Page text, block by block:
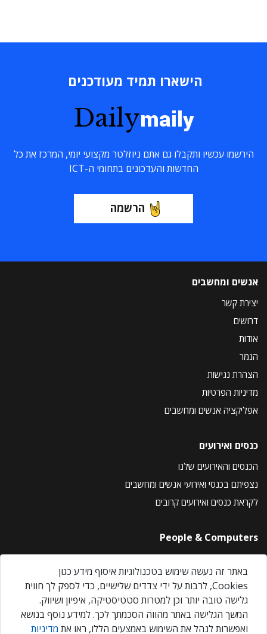
הישארו תמיד מעודכנים
Dailymaily
הירשמו עכשיו ותקבלו גם אתם ניוזלטר מקצועי יומי, המרכז את כל
החדשות והעדכונים בתחומי ה-ICT
הרשמה
אנשים ומחשבים
יצירת קשר
דרושים
אודות
הנמר
הצהרת נגישות
מדיניות הפרטיות
אפליקציה אנשים ומחשבים
כנסים ואירועים
הכנסים והאירועים שלנו
נצפיתם בכנסי ואירועי אנשים ומחשבים
לקראת כנסים ואירועים קרובים
People & Computers
About Us
Privacy Policy
Contact Us
Our Events
באתר זה נעשה שימוש בטכנולוגיות איסוף מידע כגון
Cookies, לרבות על ידי צדדים שלישיים, כדי לספק לך חווית
גלישה טובה יותר וכן למטרות סטטיסטיקה, איפיון ושיווק.
המשך הגלישה באתר מהווה הסכמתך לכך. למידע נוסף בנושא
ואפשרות לנהל את השימוש באמצעים הללו, ראו את מדיניות